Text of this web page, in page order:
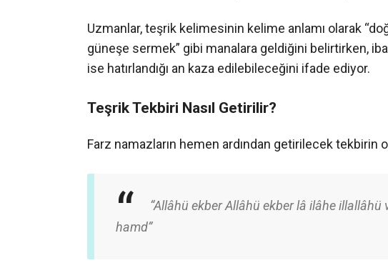
Uzmanlar, teşrik kelimesinin kelime anlamı olarak
güneşe sermek” gibi manalara geldiğini belirtirken,
ise hatırlandığı an kaza edilebileceğini ifade ediyor.
Teşrik Tekbiri Nasıl Getirilir?
Farz namazların hemen ardından getirilecek tekbirin
“Allâhü ekber Allâhü ekber lâ ilâhe illallâhü
hamd”